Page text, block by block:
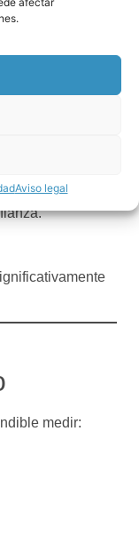
Aviso legal
pocas
medir: